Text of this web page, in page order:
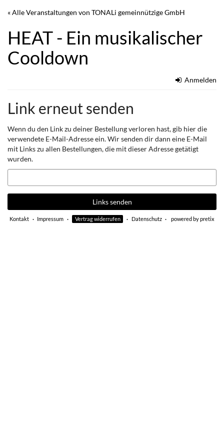
Zum
springen
« Alle Veranstaltungen von TONALi gemeinnützige GmbH
HEAT - Ein musikalischer
Cooldown
Anmelden
Link erneut senden
Wenn du den Link zu deiner Bestellung verloren hast, gib hier die
verwendete E-Mail-Adresse ein. Wir senden dir dann eine E-Mail
mit Links zu allen Bestellungen, die mit dieser Adresse getätigt
wurden.
E-
Mail
Links senden
Kontakt Impressum Vertrag widerrufen Datenschutz powered by pretix